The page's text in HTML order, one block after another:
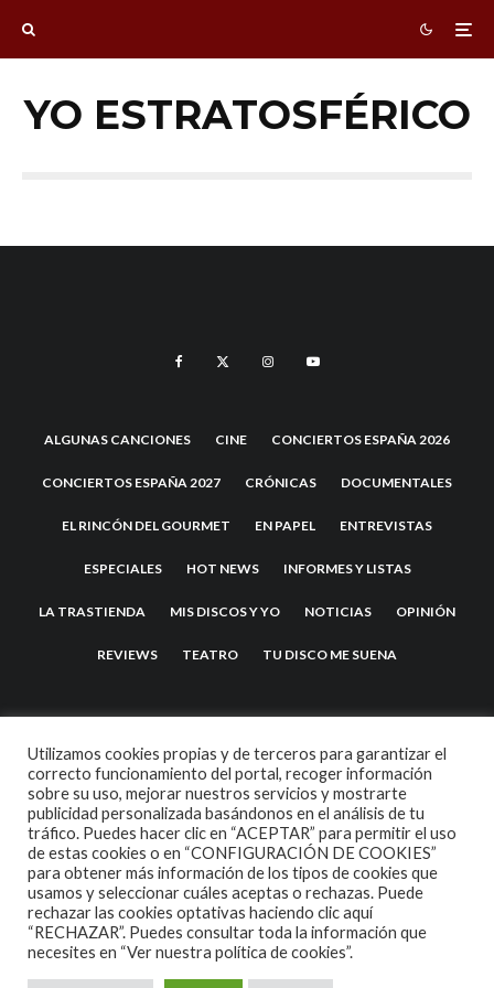
YO ESTRATOSFÉRICO
ALGUNAS CANCIONES CINE CONCIERTOS ESPAÑA 2026
CONCIERTOS ESPAÑA 2027 CRÓNICAS DOCUMENTALES
EL RINCÓN DEL GOURMET EN PAPEL ENTREVISTAS
ESPECIALES HOT NEWS INFORMES Y LISTAS
LA TRASTIENDA MIS DISCOS Y YO NOTICIAS OPINIÓN
REVIEWS TEATRO TU DISCO ME SUENA
2007 COPYRIGHT -CODETIPITHEME
Utilizamos cookies propias y de terceros para garantizar el
correcto funcionamiento del portal, recoger información
sobre su uso, mejorar nuestros servicios y mostrarte
publicidad personalizada basándonos en el análisis de tu
tráfico. Puedes hacer clic en “ACEPTAR” para permitir el uso
de estas cookies o en “CONFIGURACIÓN DE COOKIES”
para obtener más información de los tipos de cookies que
usamos y seleccionar cuáles aceptas o rechazas. Puede
rechazar las cookies optativas haciendo clic aquí
“RECHAZAR”. Puedes consultar toda la información que
necesites en “Ver nuestra política de cookies”.